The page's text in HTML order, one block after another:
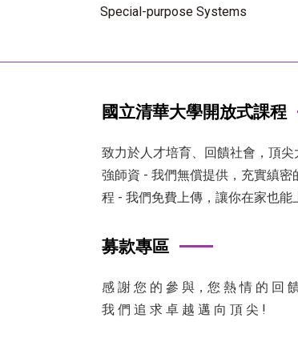
Special-purpose Systems
國立清華大學開放式課程
致力於人才培育、回饋社會，頂尖
強師資 - 我們無償提供，充實縝密
程 - 我們免費上傳，讓你在家也能
募款專區
感 謝 您 的 參 與，您 熱 情 的 回
我 們 追 求 卓 越 邁 向 頂 尖 !